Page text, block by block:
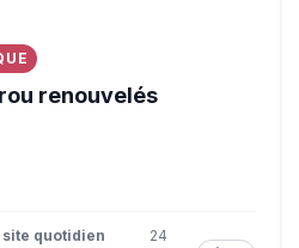
renouvelés
quotidien
24